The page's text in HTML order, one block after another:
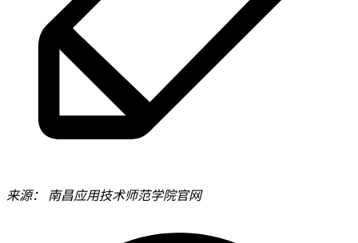
来源： 南昌应用技术师范学院官网